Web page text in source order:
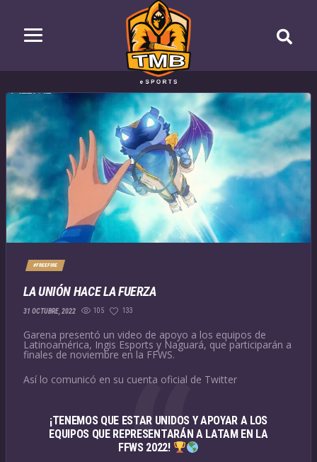
#FREEFIRE
LA UNIÓN HACE LA FUERZA
31 OCTUBRE, 2022 105 133
Garena presentó un video de apoyo a los equipos de
Latinoamérica, Ingis Esports y Naguará, que participarán a
finales de noviembre en la FFWS.
Así lo comunicó en su cuenta oficial de Twitter
¡TENEMOS QUE ESTAR UNIDOS Y APOYAR A LOS
EQUIPOS QUE REPRESENTARÁN A LATAM EN LA
FFWS 2022!